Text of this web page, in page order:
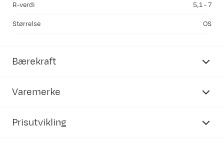
R-verdi 5,1 - 7
Størrelse OS
Bærekraft
Varemerke
Prisutvikling